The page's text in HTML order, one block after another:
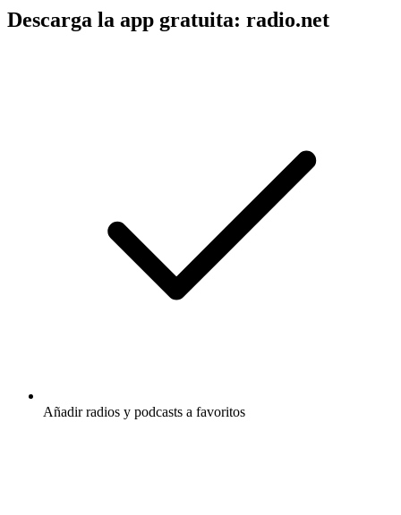
Descarga la app gratuita: radio.net
Añadir radios y podcasts a favoritos